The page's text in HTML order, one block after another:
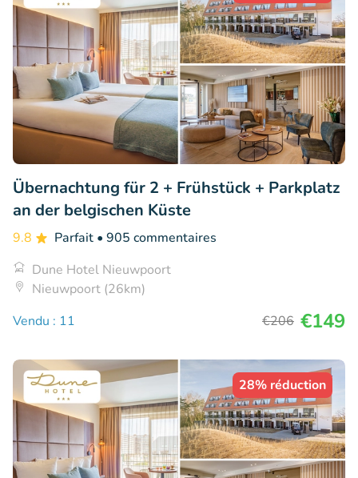
Übernachtung für 2 + Frühstück + Parkplatz
an der belgischen Küste
9.8 Parfait • 905 commentaires
Dune Hotel Nieuwpoort
Nieuwpoort (26km)
Vendu : 11
€206 €149
28% réduction